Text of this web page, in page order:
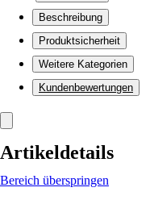
Beschreibung
Produktsicherheit
Weitere Kategorien
Kundenbewertungen
Artikeldetails
Bereich überspringen